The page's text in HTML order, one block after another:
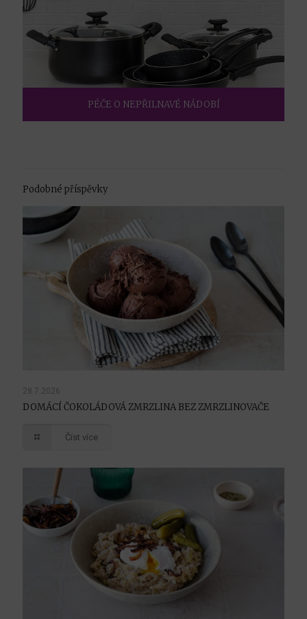
PÉČE O NEPŘILNAVÉ NÁDOBÍ
Podobné příspěvky
28.7.2026
DOMÁCÍ ČOKOLÁDOVÁ ZMRZLINA BEZ ZMRZLINOVAČE
Číst více